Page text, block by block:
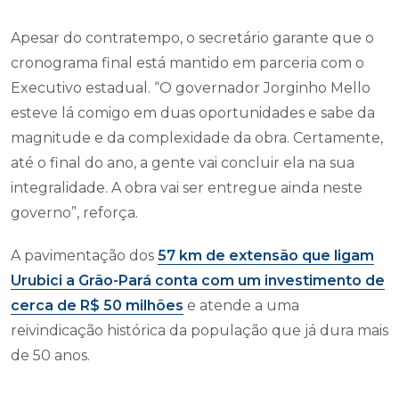
Apesar do contratempo, o secretário garante que o
cronograma final está mantido em parceria com o
Executivo estadual. “O governador Jorginho Mello
esteve lá comigo em duas oportunidades e sabe da
magnitude e da complexidade da obra. Certamente,
até o final do ano, a gente vai concluir ela na sua
integralidade. A obra vai ser entregue ainda neste
governo”, reforça.
A pavimentação dos 57 km de extensão que ligam
Urubici a Grão-Pará conta com um investimento de
cerca de R$ 50 milhões e atende a uma
reivindicação histórica da população que já dura mais
de 50 anos.